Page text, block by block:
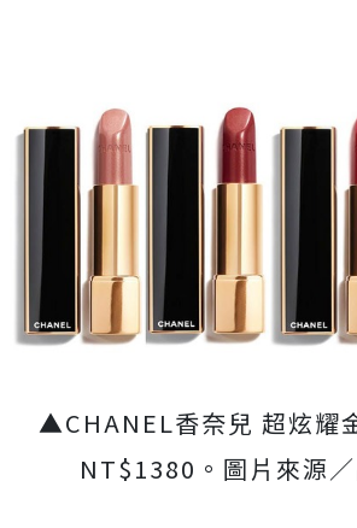
▲CHANEL香奈兒 超炫耀
NT$1380。圖片來源